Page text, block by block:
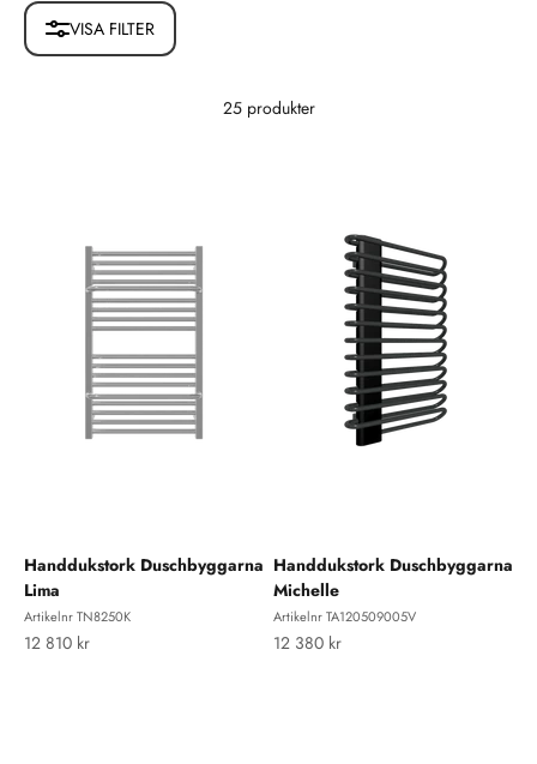
VISA FILTER
25 produkter
Handdukstork Duschbyggarna
Lima
Artikelnr TN8250K
REA-pris
12 810 kr
Handdukstork Duschbyggarna
Michelle
Artikelnr TA120509005V
REA-pris
12 380 kr